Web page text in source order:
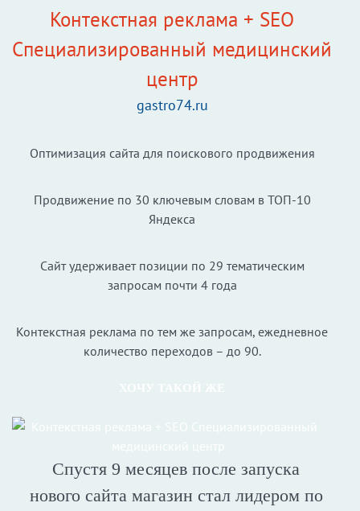
Контекстная реклама + SEO
Специализированный медицинский
центр
gastro74.ru
Оптимизация сайта для поискового продвижения
Продвижение по 30 ключевым словам в ТОП-10
Яндекса
Сайт удерживает позиции по 29 тематическим
запросам почти 4 года
Контекстная реклама по тем же запросам, ежедневное
количество переходов – до 90.
Спустя 9 месяцев после запуска
нового сайта магазин стал лидером по